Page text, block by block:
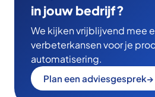
in jouw bedrijf?
We kijken vrijblijvend mee
verbeterkansen voor je
automatisering.
Plan een adviesgesprek→